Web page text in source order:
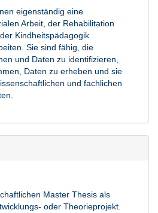
eigenständig eine
Arbeit, der Rehabilitation
Kindheitspädagogik
Sie sind fähig, die
und Daten zu identifizieren,
Daten zu erheben und sie
und fachlichen
Master Thesis als
oder Theorieprojekt.